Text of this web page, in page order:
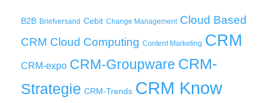
B2B Briefversand Cebit Change Management Cloud Based
CRM Cloud Computing Content Marketing CRM
CRM-expo CRM-Groupware CRM-
Strategie CRM-Trends CRM Know